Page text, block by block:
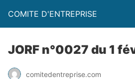
COMITE D'ENTREPRISE
JORF n°0027 du 1
comitedentreprise.com